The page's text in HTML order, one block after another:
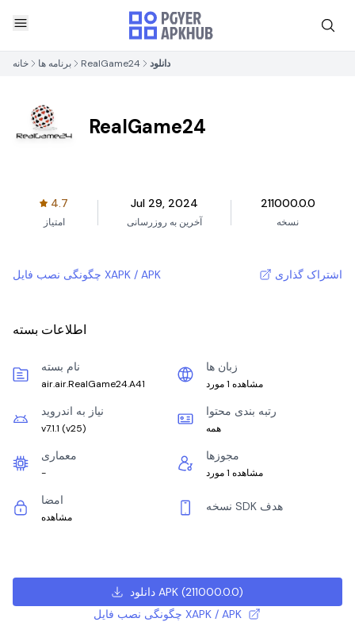
خانه برنامه ها RealGame24 دانلود
RealGame24
4.7
امتیاز
Jul 29, 2024
آخرین به روزرسانی
211000.0.0
نسخه
چگونگی نصب فایل XAPK / APK اشتراک گذاری
اطلاعات بسته
نام بسته
air.air.RealGame24.A41
زبان ها
مشاهده 1 مورد
نیاز به اندروید
v7.1.1 (v25)
رتبه بندی محتوا
همه
معماری
-
مجوزها
مشاهده 1 مورد
امضا
مشاهده
نسخه SDK هدف
دانلود APK (211000.0.0)
چگونگی نصب فایل XAPK / APK